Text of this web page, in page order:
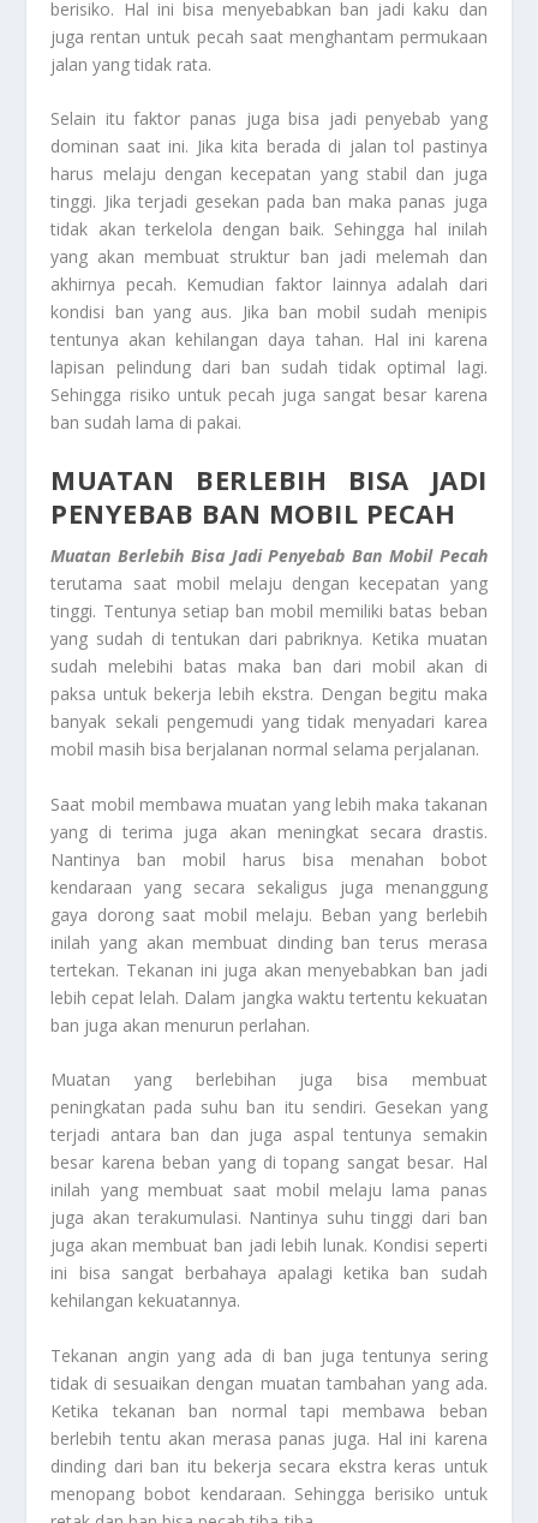
berisiko. Hal ini bisa menyebabkan ban jadi kaku dan
juga rentan untuk pecah saat menghantam permukaan
jalan yang tidak rata.
Selain itu faktor panas juga bisa jadi penyebab yang
dominan saat ini. Jika kita berada di jalan tol pastinya
harus melaju dengan kecepatan yang stabil dan juga
tinggi. Jika terjadi gesekan pada ban maka panas juga
tidak akan terkelola dengan baik. Sehingga hal inilah
yang akan membuat struktur ban jadi melemah dan
akhirnya pecah. Kemudian faktor lainnya adalah dari
kondisi ban yang aus. Jika ban mobil sudah menipis
tentunya akan kehilangan daya tahan. Hal ini karena
lapisan pelindung dari ban sudah tidak optimal lagi.
Sehingga risiko untuk pecah juga sangat besar karena
ban sudah lama di pakai.
MUATAN BERLEBIH BISA JADI
PENYEBAB BAN MOBIL PECAH
Muatan Berlebih Bisa Jadi Penyebab Ban Mobil Pecah
terutama saat mobil melaju dengan kecepatan yang
tinggi. Tentunya setiap ban mobil memiliki batas beban
yang sudah di tentukan dari pabriknya. Ketika muatan
sudah melebihi batas maka ban dari mobil akan di
paksa untuk bekerja lebih ekstra. Dengan begitu maka
banyak sekali pengemudi yang tidak menyadari karea
mobil masih bisa berjalanan normal selama perjalanan.
Saat mobil membawa muatan yang lebih maka takanan
yang di terima juga akan meningkat secara drastis.
Nantinya ban mobil harus bisa menahan bobot
kendaraan yang secara sekaligus juga menanggung
gaya dorong saat mobil melaju. Beban yang berlebih
inilah yang akan membuat dinding ban terus merasa
tertekan. Tekanan ini juga akan menyebabkan ban jadi
lebih cepat lelah. Dalam jangka waktu tertentu kekuatan
ban juga akan menurun perlahan.
Muatan yang berlebihan juga bisa membuat
peningkatan pada suhu ban itu sendiri. Gesekan yang
terjadi antara ban dan juga aspal tentunya semakin
besar karena beban yang di topang sangat besar. Hal
inilah yang membuat saat mobil melaju lama panas
juga akan terakumulasi. Nantinya suhu tinggi dari ban
juga akan membuat ban jadi lebih lunak. Kondisi seperti
ini bisa sangat berbahaya apalagi ketika ban sudah
kehilangan kekuatannya.
Tekanan angin yang ada di ban juga tentunya sering
tidak di sesuaikan dengan muatan tambahan yang ada.
Ketika tekanan ban normal tapi membawa beban
berlebih tentu akan merasa panas juga. Hal ini karena
dinding dari ban itu bekerja secara ekstra keras untuk
menopang bobot kendaraan. Sehingga berisiko untuk